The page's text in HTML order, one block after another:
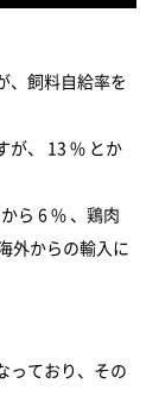
、飼料自給率を
が、 13 % とか
ら 6 % 、鶏肉
外からの輸入に
っており、その